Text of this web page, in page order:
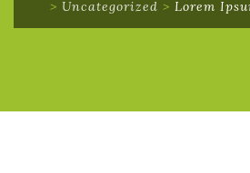
> Uncategorized > Lorem